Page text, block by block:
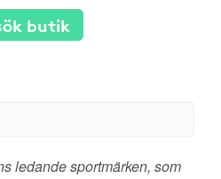
butik
ledande sportmärken, som